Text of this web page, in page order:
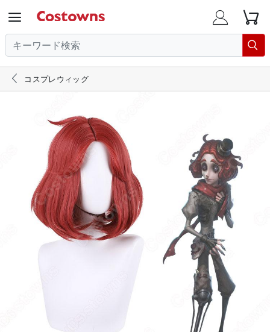
  

 コスプレウィッグ